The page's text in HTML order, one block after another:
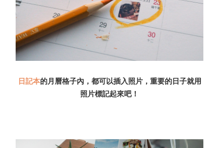
日記本的月曆格子內，都可以插入照片，重要的日子就用
照片標記起來吧！